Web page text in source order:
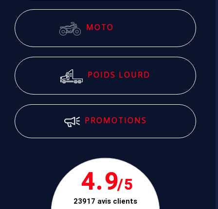
MOTO
POIDS LOURD
PROMOTIONS
4.9/5
23917 avis clients